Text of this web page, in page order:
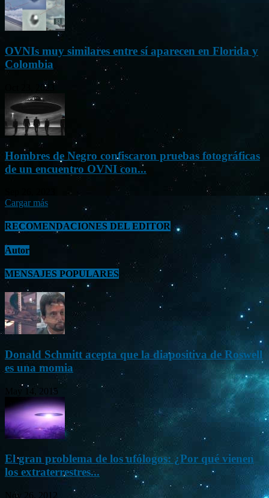
OVNIs muy similares entre sí aparecen en Florida y
Colombia
Oct 23, 2023
Hombres de Negro confiscaron pruebas fotográficas
de un encuentro OVNI con...
Cargar más
RECOMENDACIONES DEL EDITOR
Autor
MENSAJES POPULARES
Donald Schmitt acepta que la diapositiva de Roswell
es una momia
May 14, 2015
El gran problema de los ufólogos: ¿Por qué vienen
los extraterrestres...
Nov 26, 2012